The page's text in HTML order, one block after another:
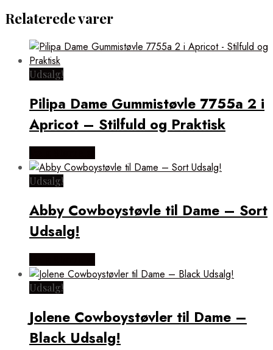
Relaterede varer
Udsalg!
Pilipa Dame Gummistøvle 7755a 2 i
Apricot – Stilfuld og Praktisk
Udsalg!
Abby Cowboystøvle til Dame – Sort
Udsalg!
Udsalg!
Jolene Cowboystøvler til Dame –
Black Udsalg!